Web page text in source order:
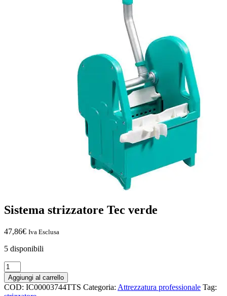
Sistema strizzatore Tec verde
47,86€ Iva Esclusa
5 disponibili
Sistema
strizzatore
Tec
verde
Aggiungi al carrello
COD: IC00003744TTS Categoria: Attrezzatura professionale Tag: